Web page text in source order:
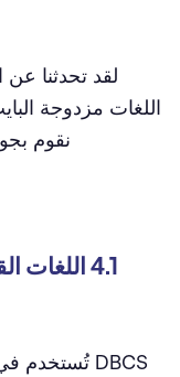
لقد تحدثنا عن
اللغات مزدوجة
نقوم
4.1